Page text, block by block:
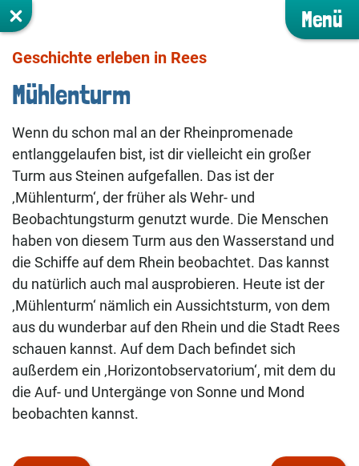
Menü
Geschichte erleben in Rees
Mühlenturm
Wenn du schon mal an der Rheinpromenade
entlanggelaufen bist, ist dir vielleicht ein großer
Turm aus Steinen aufgefallen. Das ist der
‚Mühlenturm‘, der früher als Wehr- und
Beobachtungsturm genutzt wurde. Die Menschen
haben von diesem Turm aus den Wasserstand und
die Schiffe auf dem Rhein beobachtet. Das kannst
du natürlich auch mal ausprobieren. Heute ist der
‚Mühlenturm‘ nämlich ein Aussichtsturm, von dem
aus du wunderbar auf den Rhein und die Stadt Rees
schauen kannst. Auf dem Dach befindet sich
außerdem ein ‚Horizontobservatorium‘, mit dem du
die Auf- und Untergänge von Sonne und Mond
beobachten kannst.